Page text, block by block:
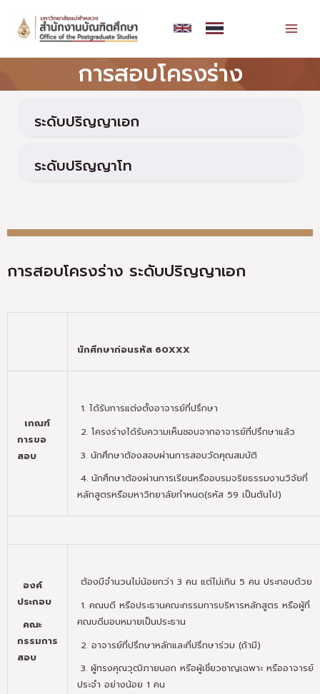
content
การสอบโครงร่าง
ระดับปริญญาเอก
ระดับปริญญาโท
การสอบโครงร่าง ระดับปริญญาเอก
นักศึกษาก่อนรหัส 60XXX
เกณฑ์
การขอ
สอบ
1. ได้รับการแต่งตั้งอาจารย์ที่ปรึกษา
2. โครงร่างได้รับความเห็นชอบจากอาจารย์ที่ปรึกษาแล้ว
3. นักศึกษาต้องสอบผ่านการสอบวัดคุณสมบัติ
4. นักศึกษาต้องผ่านการเรียนหรืออบรมจริยธรรมงานวิจัยที่
หลักสูตรหรือมหาวิทยาลัยกำหนด(รหัส 59 เป็นต้นไป)
องค์
ประกอบ
คณะ
กรรมการ
สอบ
ต้องมีจำนวนไม่น้อยกว่า 3 คน แต่ไม่เกิน 5 คน ประกอบด้วย
1. คณบดี หรือประธานคณะกรรมการบริหารหลักสูตร หรือผู้ที่
คณบดีมอบหมายเป็นประธาน
2. อาจารย์ที่ปรึกษาหลักและที่ปรึกษาร่วม (ถ้ามี)
3. ผู้ทรงคุณวุฒิภายนอก หรือผู้เชี่ยวชาญเฉพาะ หรืออาจารย์
ประจำ อย่างน้อย 1 คน